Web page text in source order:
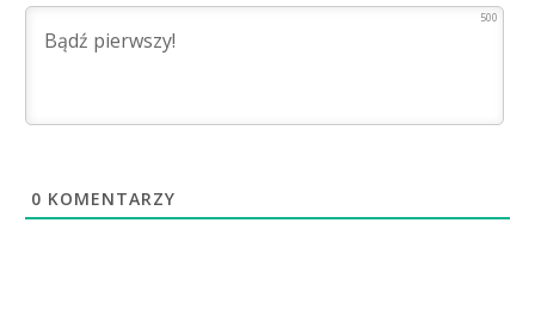
500
0 KOMENTARZY